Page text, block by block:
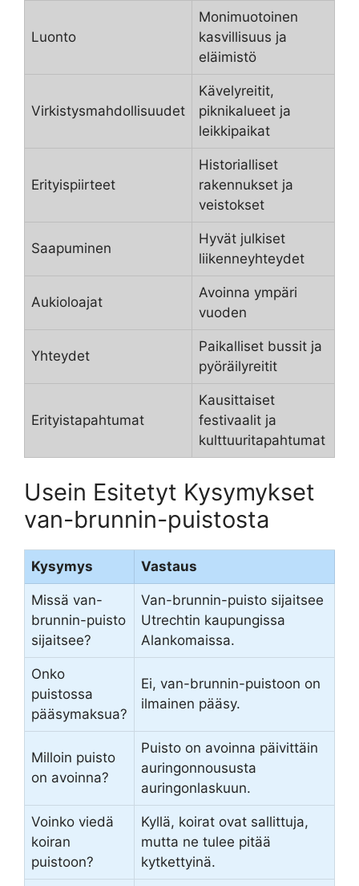
Luonto
Monimuotoinen
kasvillisuus ja
eläimistö
Virkistysmahdollisuudet
Kävelyreitit,
piknikalueet ja
leikkipaikat
Erityispiirteet
Historialliset
rakennukset ja
veistokset
Saapuminen
Hyvät julkiset
liikenneyhteydet
Aukioloajat
Avoinna ympäri
vuoden
Yhteydet
Paikalliset bussit ja
pyöräilyreitit
Erityistapahtumat
Kausittaiset
festivaalit ja
kulttuuritapahtumat
Usein Esitetyt Kysymykset
van-brunnin-puistosta
Kysymys Vastaus
Missä van-
brunnin-puisto
sijaitsee?
Van-brunnin-puisto sijaitsee
Utrechtin kaupungissa
Alankomaissa.
Onko
puistossa
pääsymaksua?
Ei, van-brunnin-puistoon on
ilmainen pääsy.
Milloin puisto
on avoinna?
Puisto on avoinna päivittäin
auringonnoususta
auringonlaskuun.
Voinko viedä
koiran
puistoon?
Kyllä, koirat ovat sallittuja,
mutta ne tulee pitää
kytkettyinä.